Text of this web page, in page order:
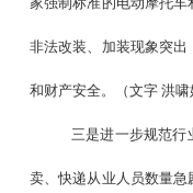
非法改装、加装现象突
和财产安全。（文字 洪啸
三是进一步规范行
卖、快递从业人员数量